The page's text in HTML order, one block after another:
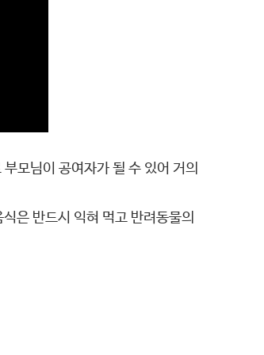
모님이 공여자가 될 수 있어 거의
은 반드시 익혀 먹고 반려동물의